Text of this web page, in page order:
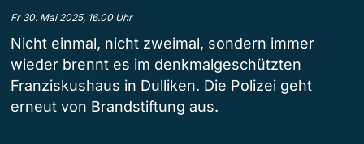
Fr 30. Mai 2025, 16.00 Uhr
Nicht einmal, nicht zweimal, sondern immer
wieder brennt es im denkmalgeschützten
Franziskushaus in Dulliken. Die Polizei geht
erneut von Brandstiftung aus.